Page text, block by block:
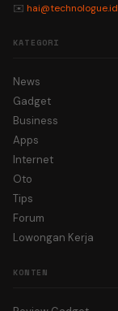
✉️ hai@technologue.id
KATEGORI
News
Gadget
Business
Apps
Internet
Oto
Tips
Forum
Lowongan Kerja
KONTEN